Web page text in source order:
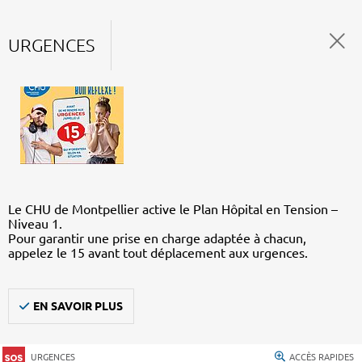
URGENCES
Le CHU de Montpellier active le Plan Hôpital en Tension –
Niveau 1.
Pour garantir une prise en charge adaptée à chacun,
appelez le 15 avant tout déplacement aux urgences.
EN SAVOIR PLUS
URGENCES ACCÈS RAPIDES